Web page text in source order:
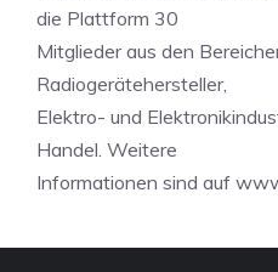
die Plattform 30
Mitglieder aus den
Radiogerätehersteller,
Elektro- und
Handel. Weitere
Informationen sind auf